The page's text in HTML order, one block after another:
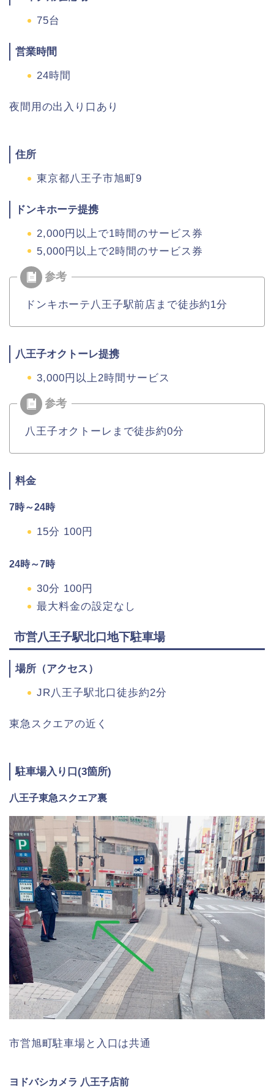
75台
営業時間
24時間
夜間用の出入り口あり
住所
東京都八王子市旭町9
ドンキホーテ提携
2,000円以上で1時間のサービス券
5,000円以上で2時間のサービス券
ドンキホーテ八王子駅前店まで徒歩約1分
八王子オクトーレ提携
3,000円以上2時間サービス
八王子オクトーレまで徒歩約0分
料金
7時～24時
15分 100円
24時～7時
30分 100円
最大料金の設定なし
市営八王子駅北口地下駐車場
場所（アクセス）
JR八王子駅北口徒歩約2分
東急スクエアの近く
駐車場入り口(3箇所)
八王子東急スクエア裏
市営旭町駐車場と入口は共通
ヨドバシカメラ 八王子店前